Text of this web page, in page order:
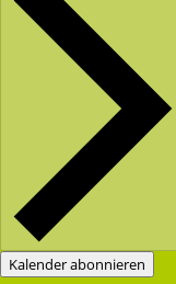
Kalender abonnieren